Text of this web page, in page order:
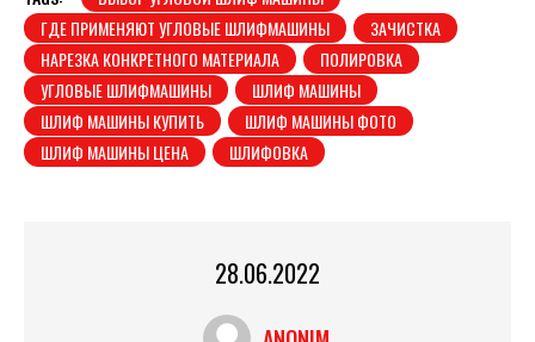
ГДЕ ПРИМЕНЯЮТ УГЛОВЫЕ ШЛИФМАШИНЫ
ЗАЧИСТКА
НАРЕЗКА КОНКРЕТНОГО МАТЕРИАЛА
ПОЛИРОВКА
УГЛОВЫЕ ШЛИФМАШИНЫ
ШЛИФ МАШИНЫ
ШЛИФ МАШИНЫ КУПИТЬ
ШЛИФ МАШИНЫ ФОТО
ШЛИФ МАШИНЫ ЦЕНА
ШЛИФОВКА
28.06.2022